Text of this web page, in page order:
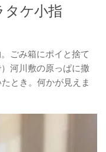
タケ小指
ごみ箱にポイと捨て
河川敷の原っぱに撒
とき。何かが見えま